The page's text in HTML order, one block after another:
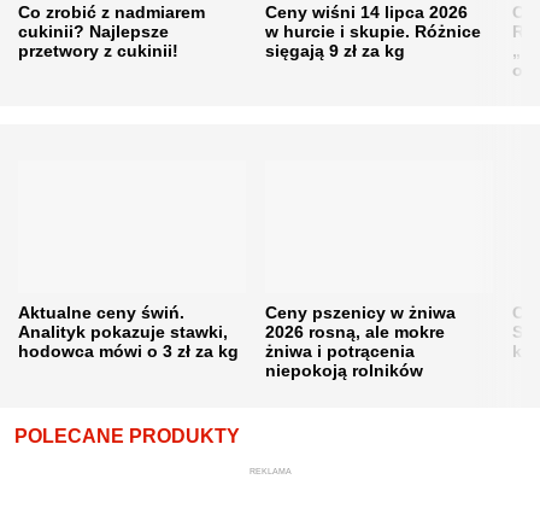
Co zrobić z nadmiarem
cukinii? Najlepsze
przetwory z cukinii!
Ceny wiśni 14 lipca 2026
w hurcie i skupie. Różnice
sięgają 9 zł za kg
Aktualne ceny świń.
Analityk pokazuje stawki,
hodowca mówi o 3 zł za kg
Ceny pszenicy w żniwa
2026 rosną, ale mokre
żniwa i potrącenia
niepokoją rolników
POLECANE PRODUKTY
REKLAMA